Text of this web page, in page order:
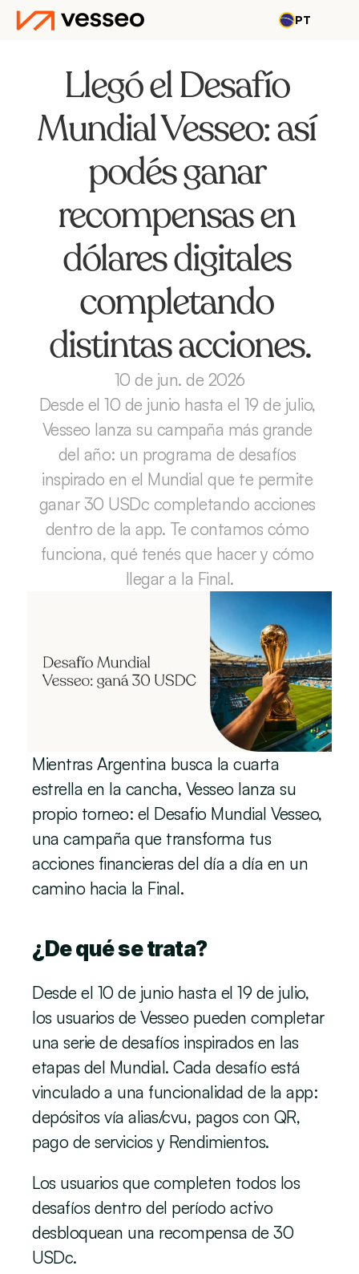
PT
Llegó el Desafío
Mundial Vesseo: así
podés ganar
recompensas en
dólares digitales
completando
distintas acciones.
10 de jun. de 2026
Desde el 10 de junio hasta el 19 de julio,
Vesseo lanza su campaña más grande
del año: un programa de desafíos
inspirado en el Mundial que te permite
ganar 30 USDc completando acciones
dentro de la app. Te contamos cómo
funciona, qué tenés que hacer y cómo
llegar a la Final.
Mientras Argentina busca la cuarta
estrella en la cancha, Vesseo lanza su
propio torneo: el Desafio Mundial Vesseo,
una campaña que transforma tus
acciones financieras del día a día en un
camino hacia la Final.
¿De qué se trata?
Desde el 10 de junio hasta el 19 de julio,
los usuarios de Vesseo pueden completar
una serie de desafíos inspirados en las
etapas del Mundial. Cada desafío está
vinculado a una funcionalidad de la app:
depósitos vía alias/cvu, pagos con QR,
pago de servicios y Rendimientos.
Los usuarios que completen todos los
desafíos dentro del período activo
desbloquean una recompensa de 30
USDc.